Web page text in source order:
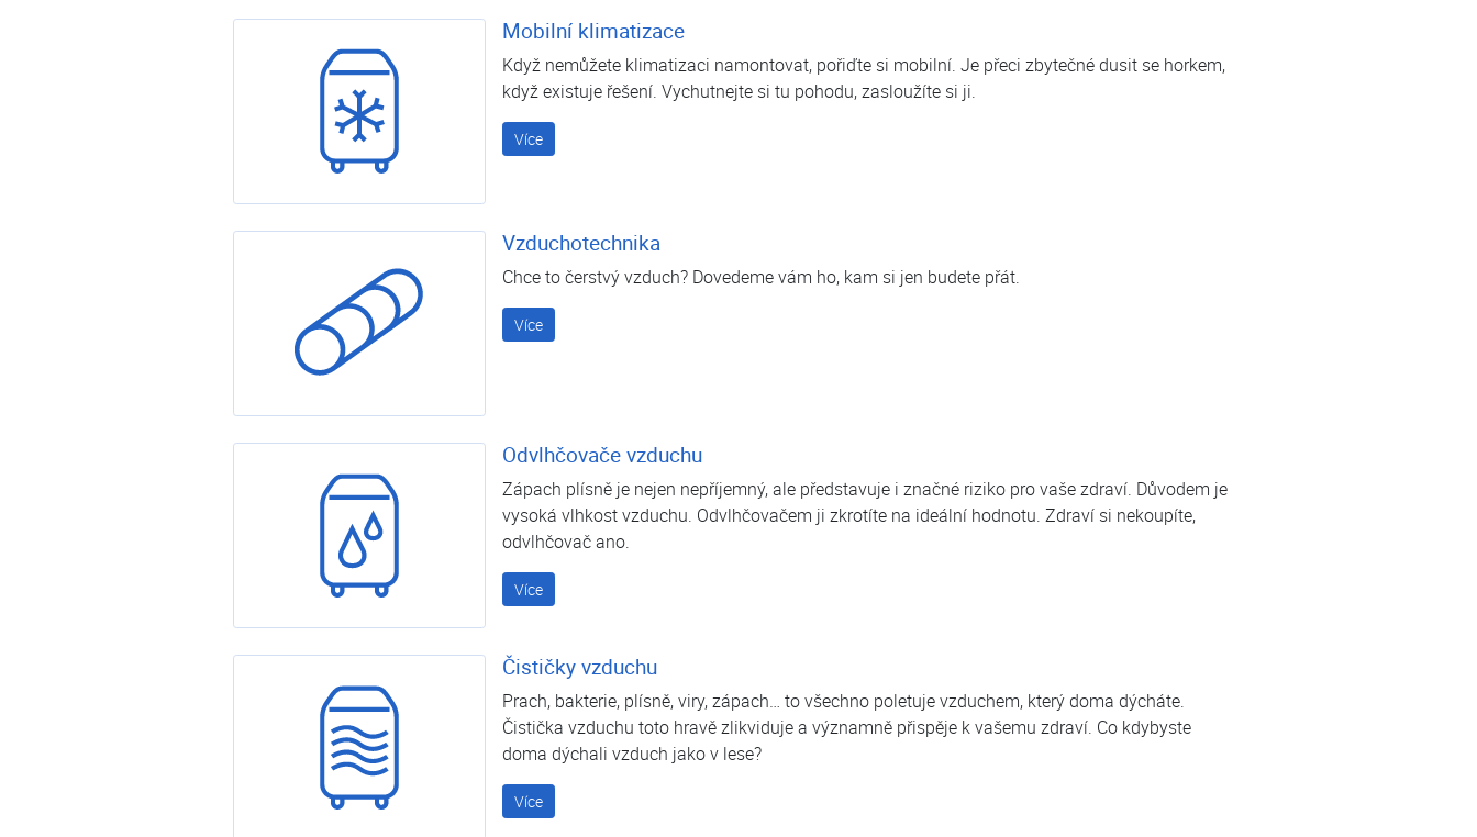
Mobilní klimatizace
Když nemůžete klimatizaci namontovat, pořiďte si mobilní. Je přeci zbytečné dusit se horkem,
když existuje řešení. Vychutnejte si tu pohodu, zasloužíte si ji.
Více
Vzduchotechnika
Chce to čerstvý vzduch? Dovedeme vám ho, kam si jen budete přát.
Více
Odvlhčovače vzduchu
Zápach plísně je nejen nepříjemný, ale představuje i značné riziko pro vaše zdraví. Důvodem je
vysoká vlhkost vzduchu. Odvlhčovačem ji zkrotíte na ideální hodnotu. Zdraví si nekoupíte,
odvlhčovač ano.
Více
Čističky vzduchu
Prach, bakterie, plísně, viry, zápach… to všechno poletuje vzduchem, který doma dýcháte.
Čistička vzduchu toto hravě zlikviduje a významně přispěje k vašemu zdraví. Co kdybyste
doma dýchali vzduch jako v lese?
Více